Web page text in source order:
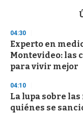
d
s
o
f
3
s
e
c
o
04:30
Experto en
Montevideo: las
para vivir mejor
04:10
La lupa sobre
quiénes se